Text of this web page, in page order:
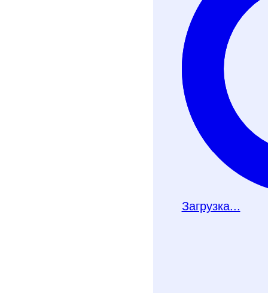
Хочу получить
Телеграм-бот
Загрузка...